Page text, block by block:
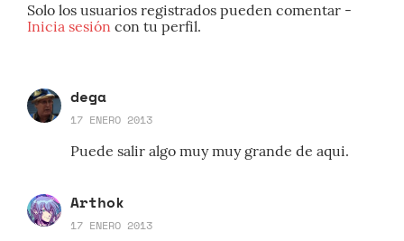
Solo los usuarios registrados pueden comentar -
Inicia sesión con tu perfil.
dega
17 ENERO 2013
Puede salir algo muy muy grande de aqui.
Arthok
17 ENERO 2013